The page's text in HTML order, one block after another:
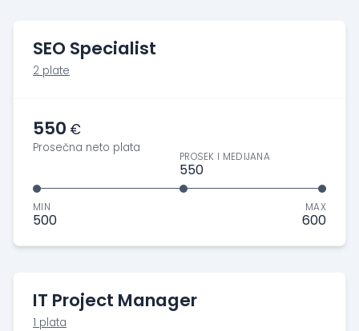
SEO Specialist
2 plate
550 €
Prosečna neto plata
MIN
500
PROSEK I MEDIJANA
550
MAX
600
IT Project Manager
1 plata